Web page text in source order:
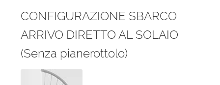
CONFIGURAZIONE SBARCO
ARRIVO DIRETTO AL SOLAIO
(Senza pianerottolo)